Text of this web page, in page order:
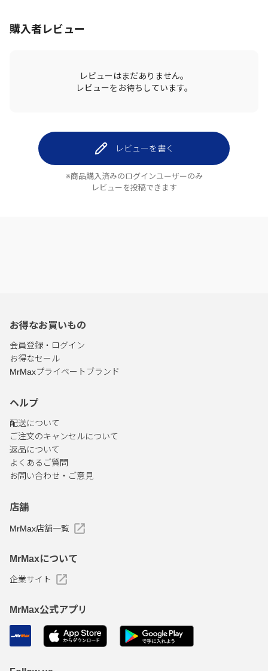
購入者レビュー
レビューはまだありません。
レビューをお待ちしています。
レビューを書く
※商品購入済みのログインユーザーのみ
レビューを投稿できます
お得なお買いもの
会員登録・ログイン
お得なセール
MrMaxプライベートブランド
ヘルプ
配送について
ご注文のキャンセルについて
返品について
よくあるご質問
お問い合わせ・ご意見
店舗
MrMax店舗一覧
MrMaxについて
企業サイト
MrMax公式アプリ